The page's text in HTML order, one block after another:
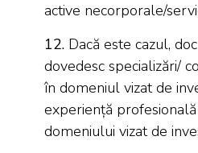
active necorporale/
12. Dacă este cazul,
dovedesc specializări/
în domeniul vizat de
experiență
domeniului vizat de